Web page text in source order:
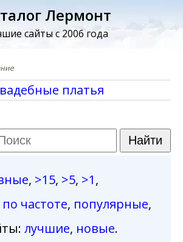
Лермонт
сайты с 2006 года
платья
, >15, >5, >1,
по частоте, популярные,
лучшие, новые.